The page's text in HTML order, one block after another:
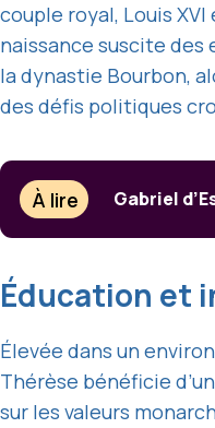
couple royal, Louis
naissance suscite
la dynastie Bourbon,
des défis politiques
À lire Gabriel
Éducation et
Élevée dans un
Thérèse bénéficie
sur les valeurs